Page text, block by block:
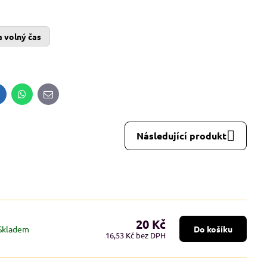
volný čas
WhatsApp
E-
mail
Následující produkt
20 Kč
16,53 Kč bez DPH
Do košíku
Skladem
od 113 Kč
od 93,39 Kč